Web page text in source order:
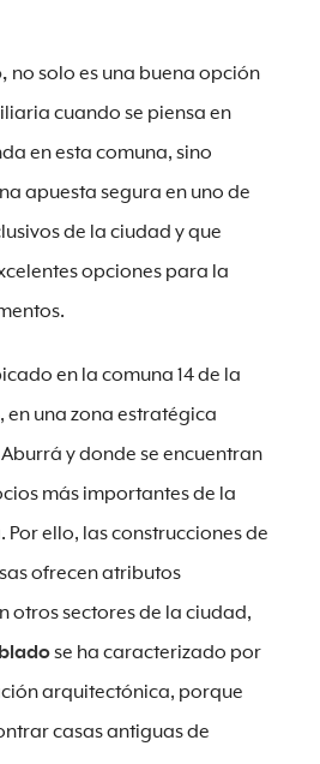
no solo es una buena opción
cuando se piensa en
en esta comuna, sino
apuesta segura en uno de
de la ciudad y que
opciones para la
en la comuna 14 de la
en una zona estratégica
y donde se encuentran
más importantes de la
ello, las construcciones de
ofrecen atributos
otros sectores de la ciudad,
se ha caracterizado por
arquitectónica, porque
casas antiguas de